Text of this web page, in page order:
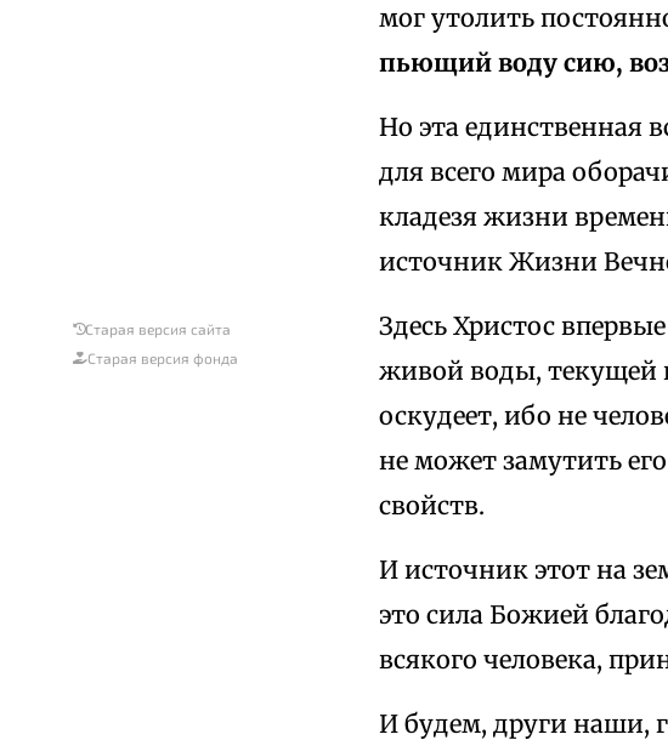
Старая версия сайта
Старая версия фонда
мог утолить
пьющий воду сию,
Но эта единственная
для всего мира
кладезя жизни
источник Жизни
Здесь Христос
живой воды, текущей
оскудеет, ибо не
не может замутить
свойств.
И источник этот на
это сила Божией
всякого человека,
И будем, други наши,